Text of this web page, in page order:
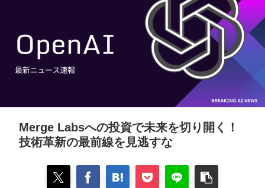
Merge Labsへの投資で未来を切り開く！
技術革新の最前線を見逃すな